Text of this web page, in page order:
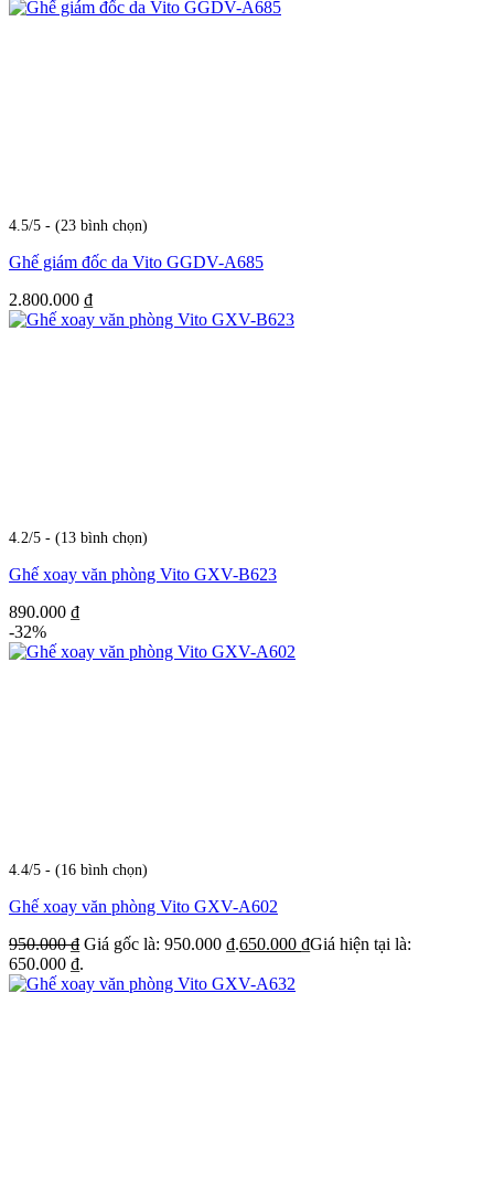
4.5/5 - (23 bình chọn)
Ghế giám đốc da Vito GGDV-A685
2.800.000 ₫
4.2/5 - (13 bình chọn)
Ghế xoay văn phòng Vito GXV-B623
890.000 ₫
-32%
4.4/5 - (16 bình chọn)
Ghế xoay văn phòng Vito GXV-A602
950.000₫ Giá gốc là: 950.000 ₫.650.000 ₫Giá hiện tại là:
650.000 ₫.